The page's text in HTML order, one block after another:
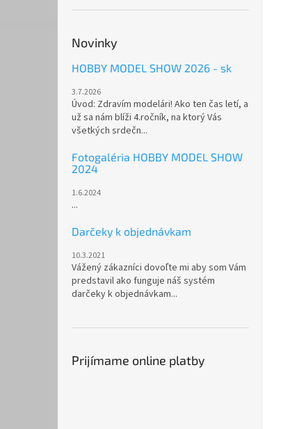
Novinky
HOBBY MODEL SHOW 2026 - sk
3.7.2026
Úvod: Zdravím modelári! Ako ten čas letí, a
už sa nám blíži 4.ročník, na ktorý Vás
všetkých srdečn...
Fotogaléria HOBBY MODEL SHOW
2024
1.6.2024
...
Darčeky k objednávkam
10.3.2021
Vážený zákazníci dovoľte mi aby som Vám
predstavil ako funguje náš systém
darčeky k objednávkam...
Prijímame online platby